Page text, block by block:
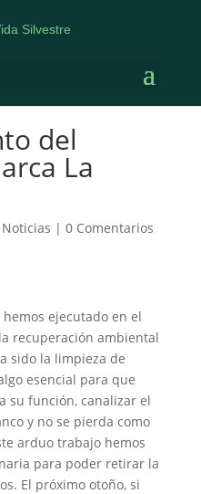
del
La
Noticias | 0 Comentarios
ejecutado en el
recuperación ambiental
sido la limpieza de
esencial para que
su función, canalizar el
y no se pierda como
arduo trabajo hemos
para poder retirar la
El próximo otoño, si